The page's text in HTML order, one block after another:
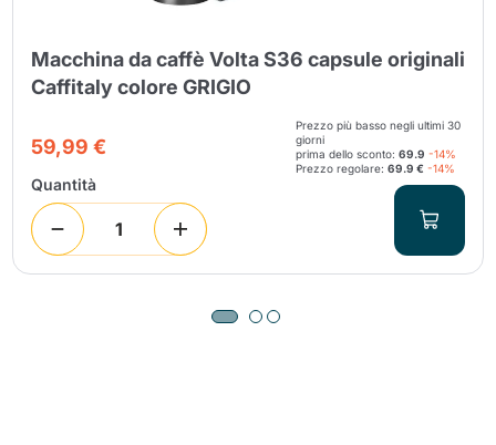
Macchina da caffè Volta S36 capsule originali
Caffitaly colore GRIGIO
59,99 €
Prezzo più basso negli ultimi 30
giorni
prima dello sconto:69.9 -14%
Prezzo regolare:69.9 € -14%
Quantità